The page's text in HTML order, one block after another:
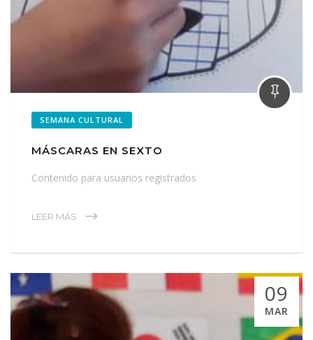
SEMANA CULTURAL
MÁSCARAS EN SEXTO
Contenido para usuarios registrados
LEER MÁS
09
MAR